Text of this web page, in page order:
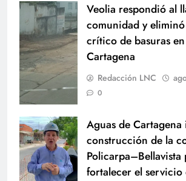
Veolia respondió al
comunidad y
crítico de basuras
Cartagena
Redacción LNC
0
Aguas de
construcción de la
Policarpa–Bellavista
fortalecer el